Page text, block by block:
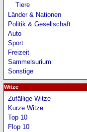
Tiere
Länder & Nationen
Politik & Gesellschaft
Auto
Sport
Freizeit
Sammelsurium
Sonstige
Witze
Zufällige Witze
Kurze Witze
Top 10
Flop 10